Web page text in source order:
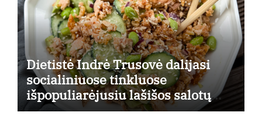
Dietistė Indrė Trusovė dalijasi
socialiniuose tinkluose
išpopuliarėjusiu lašišos salotų
receptu